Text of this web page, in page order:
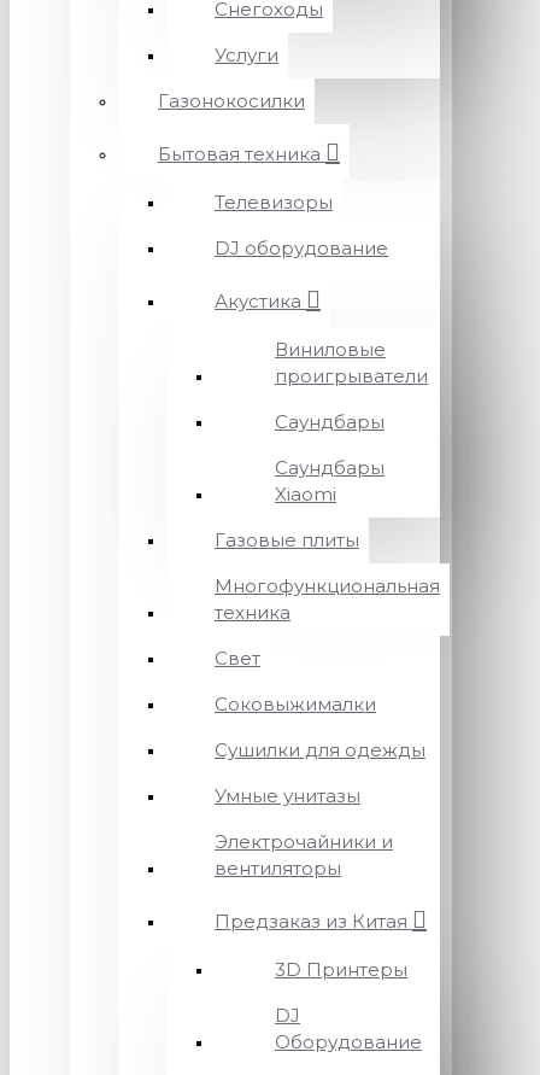
Снегоходы
Услуги
Газонокосилки
Бытовая техника
Телевизоры
DJ оборудование
Акустика
Виниловые
проигрыватели
Саундбары
Саундбары
Xiaomi
Газовые плиты
Многофункциональная
техника
Свет
Соковыжималки
Сушилки для одежды
Умные унитазы
Электрочайники и
вентиляторы
Предзаказ из Китая
3D Принтеры
DJ
Оборудование